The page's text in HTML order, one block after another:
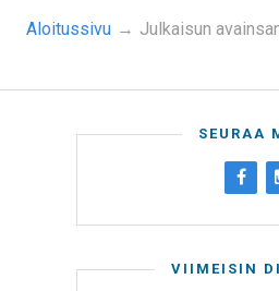
Aloitussivu → Julkaisun
SEURAA
VIIMEISIN